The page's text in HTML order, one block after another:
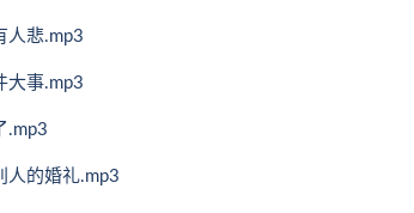
悲.mp3
事.mp3
的婚礼.mp3